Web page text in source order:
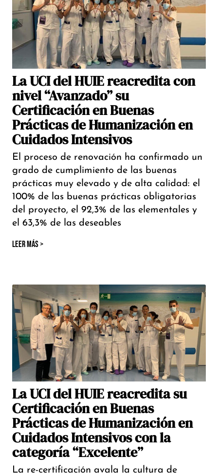
La UCI del HUIE reacredita con
nivel “Avanzado” su
Certificación en Buenas
Prácticas de Humanización en
Cuidados Intensivos
El proceso de renovación ha confirmado un
grado de cumplimiento de las buenas
prácticas muy elevado y de alta calidad: el
100% de las buenas prácticas obligatorias
del proyecto, el 92,3% de las elementales y
el 63,3% de las deseables
LEER MÁS >
La UCI del HUIE reacredita su
Certificación en Buenas
Prácticas de Humanización en
Cuidados Intensivos con la
categoría “Excelente”
La re-certificación avala la cultura de